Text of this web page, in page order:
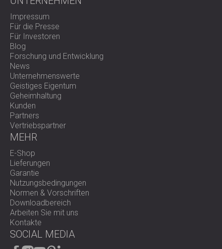
Impressum
Für die Presse
Für Investoren
Blog
Forschung und Entwicklung
News
Unternehmenswerte
Geistiges Eigentum
Geheimhaltung
Kunden
Partners
Vertriebspartner
MEHR
E-Shop
Lieferungen
Garantie
Nutzungsbedingungen
Normen & Vorschriften
Downloadbereich
Arbeiten Sie mit uns
Kontakte
SOCIAL MEDIA